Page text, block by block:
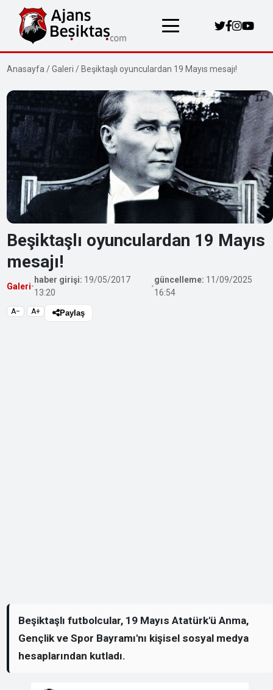
Anasayfa /Galeri / Beşiktaşlı oyunculardan 19 Mayıs mesajı!
Beşiktaşlı oyunculardan 19 Mayıs
mesajı!
Galeri•
haber girişi: 19/05/2017
13:20
•
güncelleme: 11/09/2025
16:54
A− A+ Paylaş
Beşiktaşlı futbolcular, 19 Mayıs Atatürk'ü Anma,
Gençlik ve Spor Bayramı'nı kişisel sosyal medya
hesaplarından kutladı.